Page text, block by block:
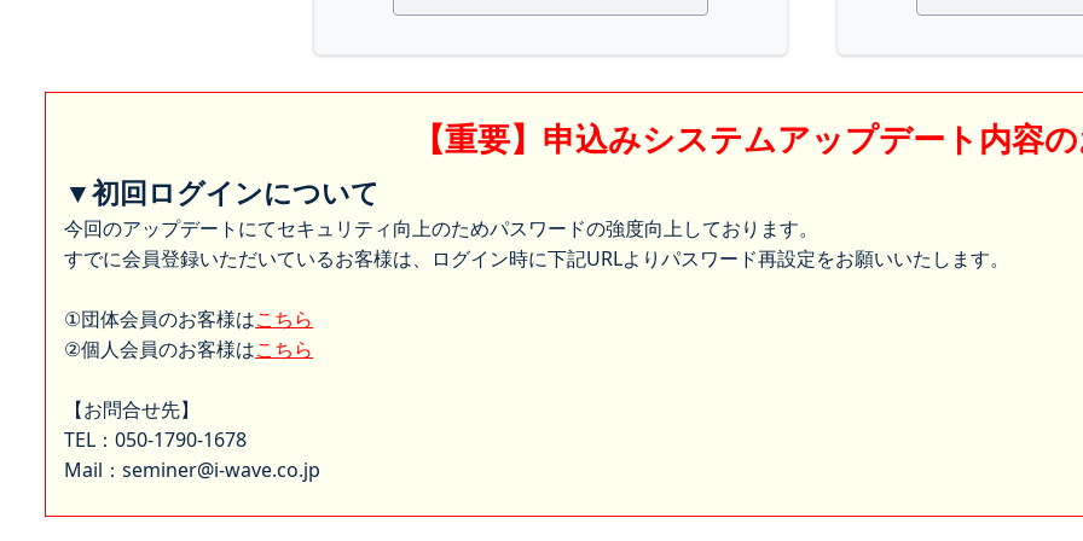
【重要】申込みシステムアップデート内容
▼初回ログインについて
今回のアップデートにてセキュリティ向上のためパスワードの強度向上しております。
すでに会員登録いただいているお客様は、ログイン時に下記URLよりパスワード再設定をお願いいたします。
①団体会員のお客様はこちら
②個人会員のお客様はこちら
【お問合せ先】
TEL：050-1790-1678
Mail：seminer@i-wave.co.jp